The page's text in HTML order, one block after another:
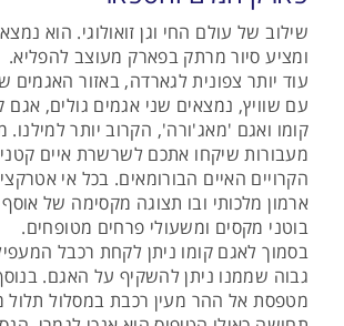
שילוב של עולם החי וגן זואולוגי. הוא
ומציע סיור מרתק בפארק מעוצב להפליא.
עוד יותר צפונית לגארדה, באזור האגמים
עם שוויץ, נמצאים שני אגמים גולים, אגם
קומו ואגם 'מאג'ורה', הקרוב יותר למילנו.
מעבורות שיקחו אתכם לשרשרת איים
הקרויים האיים הבורומאים. בכל אי
ארמון מלכותי ובו תצוגה מקסימה של
בוטני מקסים ומשעולי פרחים מטופחים.
בסמוך לאגם קומו ניתן לקחת רכבל
גבוה שממנו ניתן להשקיף על האגם.
מטפסת אל ההר מעין רכבת במסלול תלול